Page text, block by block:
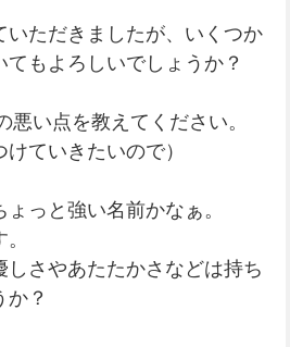
いただきましたが、いくつか
もよろしいでしょうか？
い点を教えてください。
けていきたいので）
っと強い名前かなぁ。
しさやあたたかさなどは持ち
？